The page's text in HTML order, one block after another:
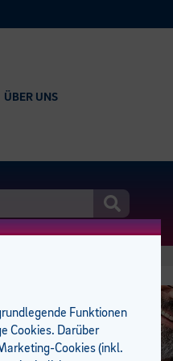
ÜBER UNS
Funktionen
Cookies. Darüber
Cookies (inkl.